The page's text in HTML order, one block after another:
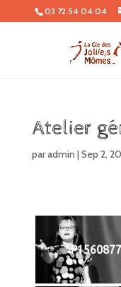
03 72 54 04 04
Atelier
paradmin |Sep 2,
P1560877